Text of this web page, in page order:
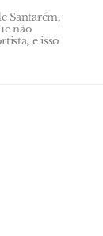
Santarém,
não
e isso